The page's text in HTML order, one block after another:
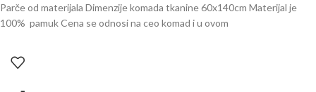
Parče od materijala Dimenzije komada tkanine 60x140cm Materijal je
100% pamuk Cena se odnosi na ceo komad i u ovom